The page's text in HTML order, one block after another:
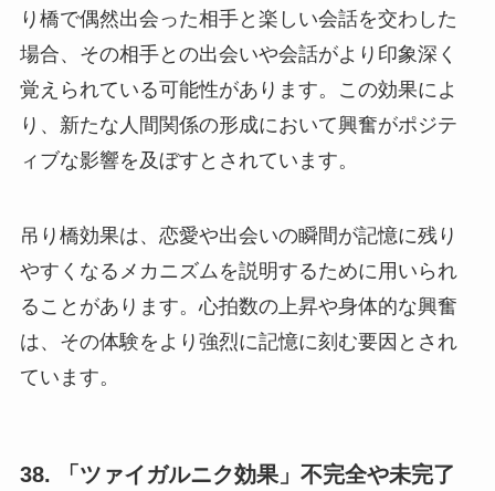
り橋で偶然出会った相手と楽しい会話を交わした
場合、その相手との出会いや会話がより印象深く
覚えられている可能性があります。この効果によ
り、新たな人間関係の形成において興奮がポジテ
ィブな影響を及ぼすとされています。
吊り橋効果は、恋愛や出会いの瞬間が記憶に残り
やすくなるメカニズムを説明するために用いられ
ることがあります。心拍数の上昇や身体的な興奮
は、その体験をより強烈に記憶に刻む要因とされ
ています。
38. 「ツァイガルニク効果」不完全や未完了